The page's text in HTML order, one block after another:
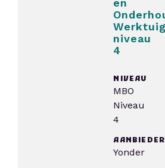
en
niveau
4
NIVEAU
MBO
Niveau
4
AANBIEDER
Yonder